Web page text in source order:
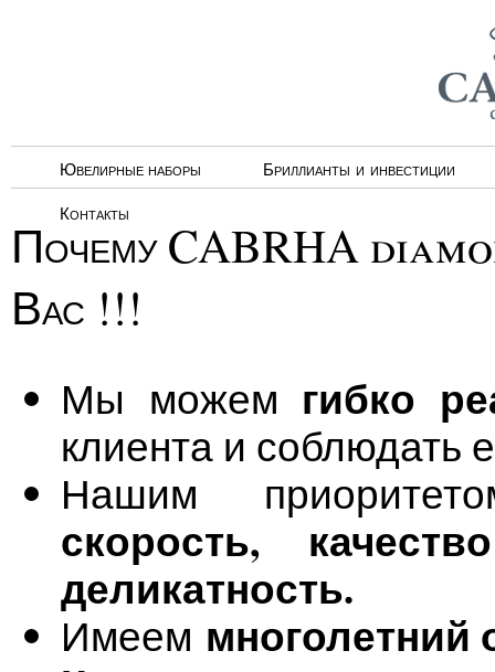
Ювелирные наборы
Бриллианты и инвестиции
Контакты
Почему CABRHA
Вас !!!
Мы можем гибко
клиента и соблюдать
Нашим
скорость,
деликатность.
Имеем многолетний